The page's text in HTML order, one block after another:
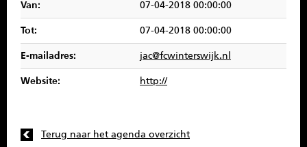
CONTACT
Van: 07-04-2018 00:00:00
Tot: 07-04-2018 00:00:00
E-mailadres: jac@fcwinterswijk.nl
Website: http://
Terug naar het agenda overzicht